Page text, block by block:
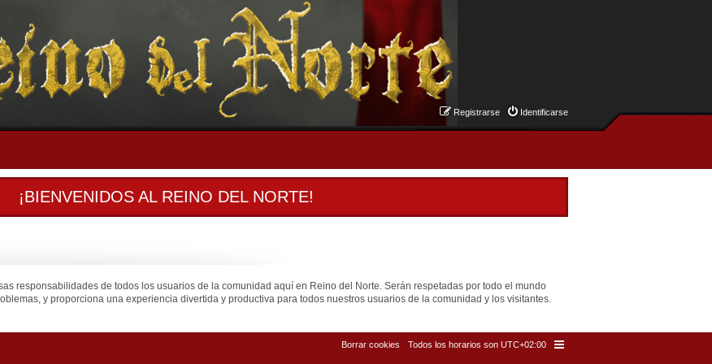
Identificarse
Registrarse
¡BIENVENIDOS AL REINO DEL NORTE!
responsabilidades de todos los usuarios de la comunidad aquí en Reino del Norte. Serán respetadas por todo el mundo
y proporciona una experiencia divertida y productiva para todos nuestros usuarios de la comunidad y los visitantes.
Todos los horarios son UTC+02:00
Borrar cookies